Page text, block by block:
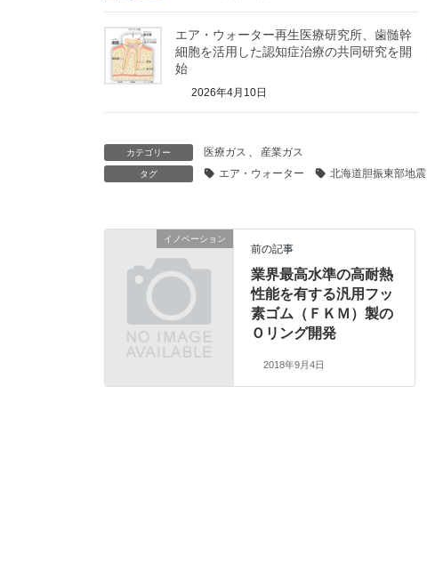
エア・ウォーター再生医療研究所、歯髄幹
細胞を活用した認知症治療の共同研究を開
始
2026年4月10日
カテゴリー 医療ガス 、 産業ガス
タグ エア・ウォーター 北海道胆振東部地震
イノベーション
前の記事
業界最高水準の高耐熱
性能を有する汎用フッ
素ゴム（ＦＫＭ）製の
Ｏリング開発
2018年9月4日